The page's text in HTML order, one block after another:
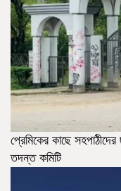
প্রেমিকের কাছে
তদন্ত কমিটি